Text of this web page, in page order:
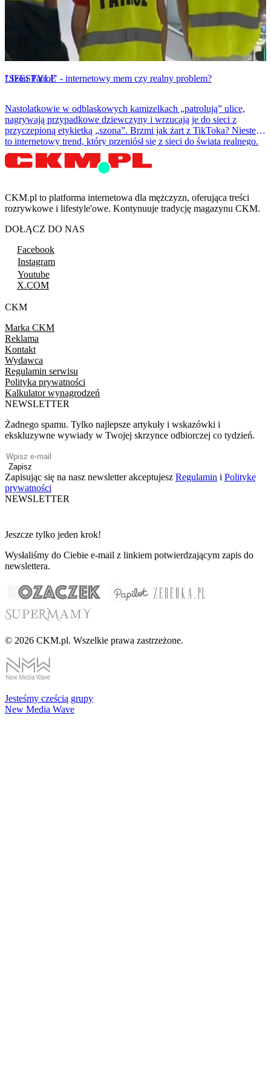
LIFESTYLE
"Szon Patrol" - internetowy mem czy realny problem?
Nastolatkowie w odblaskowych kamizelkach „patrolują” ulice,
nagrywają przypadkowe dziewczyny i wrzucają je do sieci z
przyczepioną etykietką „szona”. Brzmi jak żart z TikToka? Niestety
to internetowy trend, który przeniósł się z sieci do świata realnego.
CKM.pl to platforma internetowa dla mężczyzn, oferująca treści
rozrywkowe i lifestyle'owe. Kontynuuje tradycję magazynu CKM.
DOŁĄCZ DO NAS
Facebook
Instagram
Youtube
X.COM
CKM
Marka CKM
Reklama
Kontakt
Wydawca
Regulamin serwisu
Polityka prywatności
Kalkulator wynagrodzeń
NEWSLETTER
Żadnego spamu. Tylko najlepsze artykuły i wskazówki i
ekskluzywne wywiady w Twojej skrzynce odbiorczej co tydzień.
Zapisz
Zapisując się na nasz newsletter akceptujesz Regulamin i Politykę
prywatności
NEWSLETTER
Jeszcze tylko jeden krok!
Wysłaliśmy do Ciebie e-mail z linkiem potwierdzającym zapis do
newslettera.
© 2026 CKM.pl. Wszelkie prawa zastrzeżone.
Jesteśmy cześcią grupy
New Media Wave